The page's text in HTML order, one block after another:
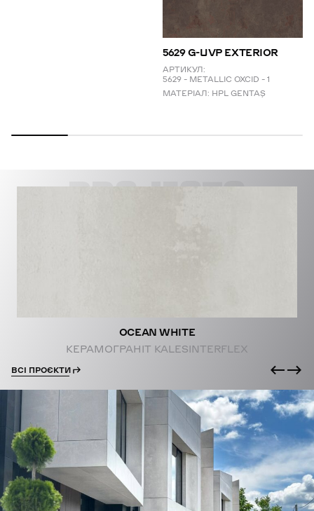
5629 G-UVP EXTERIOR
АРТИКУЛ:
5629 – METALLIC OXCID – 1
МАТЕРІАЛ: HPL GENTAŞ
PROJECTS
OCEAN WHITE
КЕРАМОГРАНІТ KALESINTERFLEX
ВСІ ПРОЄКТИ